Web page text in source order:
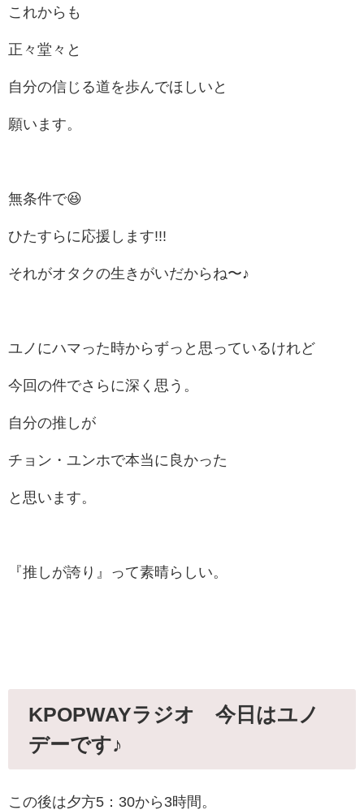
これからも
正々堂々と
自分の信じる道を歩んでほしいと
願います。
無条件で😆
ひたすらに応援します!!!
それがオタクの生きがいだからね〜♪
ユノにハマった時からずっと思っているけれど
今回の件でさらに深く思う。
自分の推しが
チョン・ユンホで本当に良かった
と思います。
『推しが誇り』って素晴らしい。
KPOPWAYラジオ 今日はユノ
デーです♪
この後は夕方5：30から3時間。